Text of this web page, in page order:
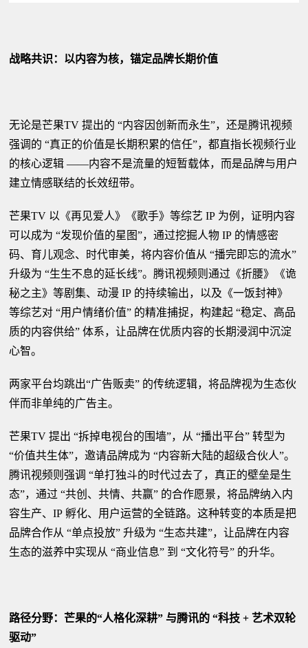
战略共识：以内容为核，锚定品牌长期价值
无论是芒果TV 提出的 “内容因创新而永生”，还是腾讯视频
强调的 “真正的价值是长期积累的信任”，都直指长视频行业
的核心逻辑 ——内容不是流量的短暂载体，而是品牌与用户
建立情感联结的长效纽带。
芒果TV 以《再见爱人》《歌手》等综艺 IP 为例，证明内容
可以成为 “发现价值的星图”，通过挖掘人物 IP 的情感密
码、育儿观念、时代审美，将内容价值从 “播完即忘的流水”
升级为 “生生不息的延长线”。腾讯视频则通过《折腰》《诡
秘之主》等剧集、动漫 IP 的持续输出，以及《一饭封神》
等综艺对 “用户情绪价值” 的精准捕捉，构建起 “稳定、高品
质的内容供给” 体系，让品牌在优质内容的长期浸润中沉淀
心智。
两家平台均跳出“广告贩卖” 的传统逻辑，将品牌视为生态伙
伴而非单纯的广告主。
芒果TV 提出 “拆掉电视台的围墙”，从 “播出平台” 转型为
“价值共生体”，邀请品牌成为 “内容新大陆的超级合伙人”。
腾讯视频则强调 “单打独斗的时代过去了，真正的壁垒是生
态”，通过 “共创、共情、共赢” 的合作愿景，将品牌纳入内
容生产、IP 孵化、用户运营的全链路。这种转变的本质是把
品牌合作从 “单点投放” 升级为 “生态共建”，让品牌在内容
生态的滋养中实现从 “商业信息” 到 “文化符号” 的升华。
路径分野：芒果的“人格化深耕” 与腾讯的 “科技 + 艺术双轮
驱动”